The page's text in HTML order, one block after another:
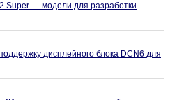
Super — модели для разработки
дисплейного блока DCN6 для